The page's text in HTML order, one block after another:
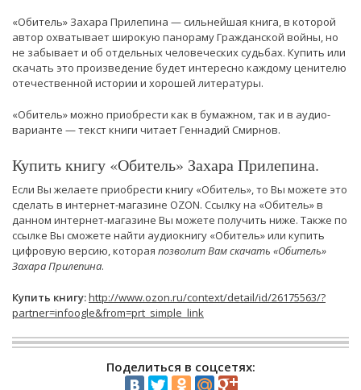
«Обитель» Захара Прилепина — сильнейшая книга, в которой
автор охватывает широкую панораму Гражданской войны, но
не забывает и об отдельных человеческих судьбах. Купить или
скачать это произведение будет интересно каждому ценителю
отечественной истории и хорошей литературы.
«Обитель» можно приобрести как в бумажном, так и в аудио-
варианте — текст книги читает Геннадий Смирнов.
Купить книгу «Обитель» Захара Прилепина.
Если Вы желаете приобрести книгу «Обитель», то Вы можете это
сделать в интернет-магазине OZON. Ссылку на «Обитель» в
данном интернет-магазине Вы можете получить ниже. Также по
ссылке Вы сможете найти аудиокнигу «Обитель» или купить
цифровую версию, которая позволит Вам скачать «Обитель»
Захара Прилепина.
Купить книгу:http://www.ozon.ru/context/detail/id/26175563/?
partner=infoogle&from=prt_simple_link
Поделиться в соцсетях: